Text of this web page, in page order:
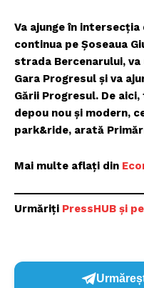
Va ajunge în intersecția
continua pe Șoseaua
strada Bercenarului,
Gara Progresul și va
Gării Progresul. De
depou nou și modern,
park&ride, arată
Mai multe aflați din
Urmăriți PressHUB și